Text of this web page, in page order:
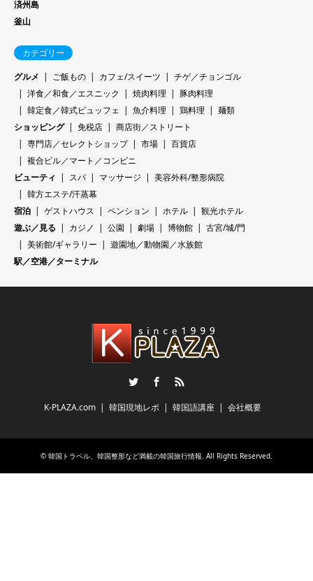
済州島
釜山
カテゴリー
グルメ
ご飯もの カフェ/スイーツ
チゲ／チョンゴル
洋食／和食／エスニック
焼肉料理
豚肉料理
韓定食／韓式ビュッフェ
魚介料理 鶏料理
麺類
ショッピング
免税店
商店街／ストリート
専門店／セレクトショップ
市場
百貨店
複合ビル／マート／コンビニ
ビューティ
スパ マッサージ
美容外科/整形病院
韓方エステ/汗蒸幕
宿泊
ゲストハウス ペンション ホテル
観光ホテル
遊ぶ／見る
カジノ 公園 劇場 博物館
古宮/城/門
美術館/ギャラリー
遊園地／動物園／水族館
駅／空港／ターミナル
K-PLAZA.com 韓国現地レポ 韓国語講座 会社概要
© 韓国トラベル、韓国整形など満載の韓国旅行情報. All Rights Reserved.